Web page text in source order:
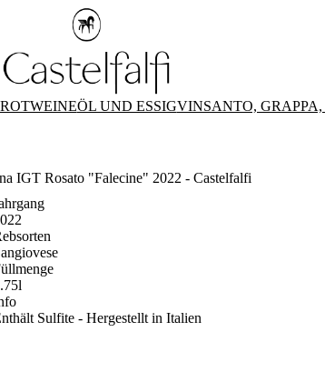
ROTWEINEÖL UND ESSIGVINSANTO,
IGT Rosato "Falecine" 2022 - Castelfalfi
Sulfite - Hergestellt in Italien